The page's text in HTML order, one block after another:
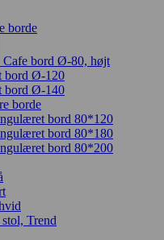
borde
Cafe bord Ø-80, højt
bord Ø-120
bord Ø-140
borde
bord 80*120
bord 80*180
bord 80*200
Trend